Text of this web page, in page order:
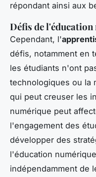
répondant ainsi aux
Défis de
Cependant, l'
défis, notamment en
les étudiants n'ont
technologiques ou la
qui peut creuser les
numérique peut
l'engagement des
développer des
l'éducation
indépendamment de